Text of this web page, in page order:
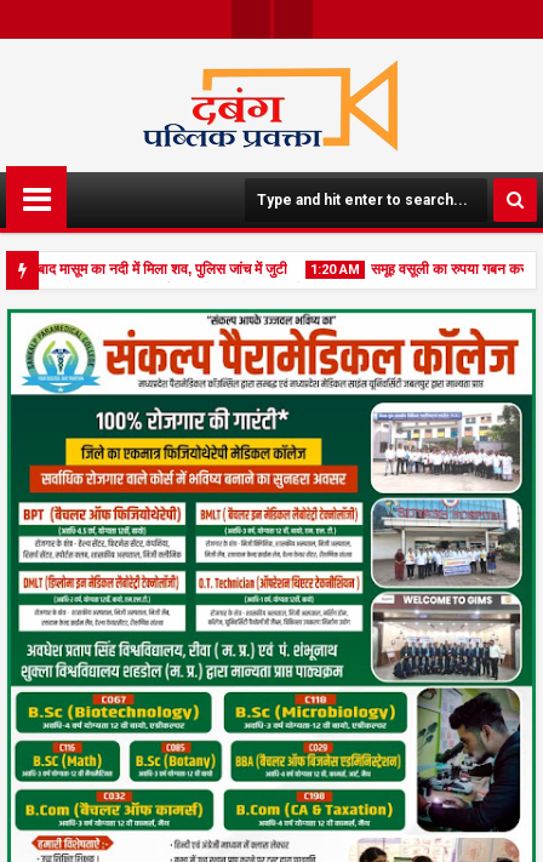
Boo
K
Ter
मासूम का नदी में मिला शव, पुलिस जांच में जुटी 1:20 AM
09
समूह वसूली का रुपया गबन कर लूट की
में, लीज भूमि पर निर्माण को लेकर उठे सवाल, सौपा ज्ञापन, जांच की मांग